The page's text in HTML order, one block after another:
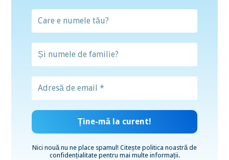
Nici nouă nu ne place spamul! Citește politica noastră de
confidențialitatepentru mai multe informații.